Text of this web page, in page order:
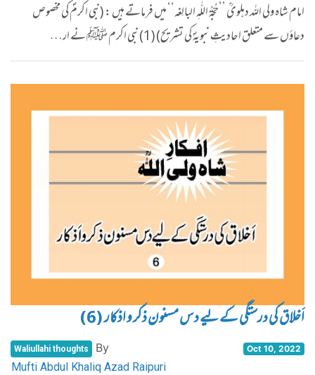
امام شاہ ولی اللہ دہلویؒ ’’حُجّۃُ اللّٰہِ البالِغہ‘‘ میں فرماتے ہیں : (نبی اکرمؐ کی مخصوص
دعاؤں سے متعلق احادیثِ نبویہؐ کی تشریح) (1) نبی اکرم ﷺ نے ار…
اَخلاق کی درستگی کے لیے دس مسنون ذکر و اذکار (6)
Waliullahi thoughts By
Mufti Abdul Khaliq Azad Raipuri
Oct 10, 2022